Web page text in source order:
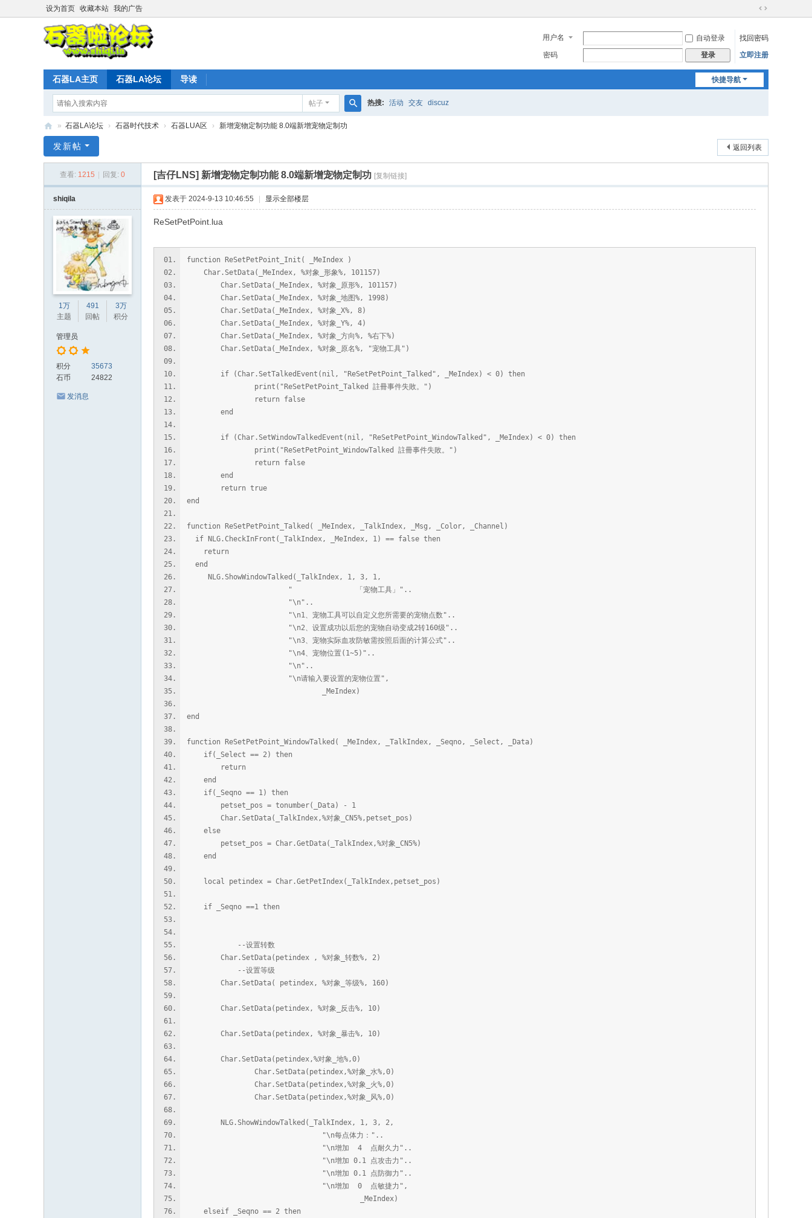
设为首页 收藏本站 我的广告
切
到
宽
用户名 自动登录
找回密码
密码
登录 立即注册
快捷导航
石器LA主页 石器LA论坛 导读
帖子 热搜: 活动 交友 discuz
器
» 石器LA论坛 › 石器时代技术 › 石器LUA区 › 新增宠物定制功能 8.0端新增宠物定制功
返回列表
发新帖
查看: 1215 回复: 0 [吉仔LNS] 新增宠物定制功能 8.0端新增宠物定制功 [复制链接]
shiqila
1万
主题
491
回帖
3万
积分
管理员
积分
35673
石币
24822
发消息
发表于 2024-9-13 10:46:55 显示全部楼层
ReSetPetPoint.lua
function ReSetPetPoint_Init( _MeIndex )
Char.SetData(_MeIndex, %对象_形象%, 101157)
Char.SetData(_MeIndex, %对象_原形%, 101157)
Char.SetData(_MeIndex, %对象_地图%, 1998)
Char.SetData(_MeIndex, %对象_X%, 8)
Char.SetData(_MeIndex, %对象_Y%, 4)
Char.SetData(_MeIndex, %对象_方向%, %右下%)
Char.SetData(_MeIndex, %对象_原名%, "宠物工具")
if (Char.SetTalkedEvent(nil, "ReSetPetPoint_Talked", _MeIndex) < 0) then
print("ReSetPetPoint_Talked 註冊事件失敗。")
return false
end
if (Char.SetWindowTalkedEvent(nil, "ReSetPetPoint_WindowTalked", _MeIndex) < 0) then
print("ReSetPetPoint_WindowTalked 註冊事件失敗。")
return false
end
return true
end
function ReSetPetPoint_Talked( _MeIndex, _TalkIndex, _Msg, _Color, _Channel)
if NLG.CheckInFront(_TalkIndex, _MeIndex, 1) == false then
return
end
NLG.ShowWindowTalked(_TalkIndex, 1, 3, 1,
" 「宠物工具」"..
"\n"..
"\n1、宠物工具可以自定义您所需要的宠物点数"..
"\n2、设置成功以后您的宠物自动变成2转160级"..
"\n3、宠物实际血攻防敏需按照后面的计算公式"..
"\n4、宠物位置(1~5)"..
"\n"..
"\n请输入要设置的宠物位置",
_MeIndex)
end
function ReSetPetPoint_WindowTalked( _MeIndex, _TalkIndex, _Seqno, _Select, _Data)
if(_Select == 2) then
return
end
if(_Seqno == 1) then
petset_pos = tonumber(_Data) - 1
Char.SetData(_TalkIndex,%对象_CN5%,petset_pos)
else
petset_pos = Char.GetData(_TalkIndex,%对象_CN5%)
end
local petindex = Char.GetPetIndex(_TalkIndex,petset_pos)
if _Seqno ==1 then
--设置转数
Char.SetData(petindex , %对象_转数%, 2)
--设置等级
Char.SetData( petindex, %对象_等级%, 160)
Char.SetData(petindex, %对象_反击%, 10)
Char.SetData(petindex, %对象_暴击%, 10)
Char.SetData(petindex,%对象_地%,0)
Char.SetData(petindex,%对象_水%,0)
Char.SetData(petindex,%对象_火%,0)
Char.SetData(petindex,%对象_风%,0)
NLG.ShowWindowTalked(_TalkIndex, 1, 3, 2,
"\n每点体力："..
"\n增加 4 点耐久力"..
"\n增加 0.1 点攻击力"..
"\n增加 0.1 点防御力"..
"\n增加 0 点敏捷力",
_MeIndex)
elseif _Seqno == 2 then